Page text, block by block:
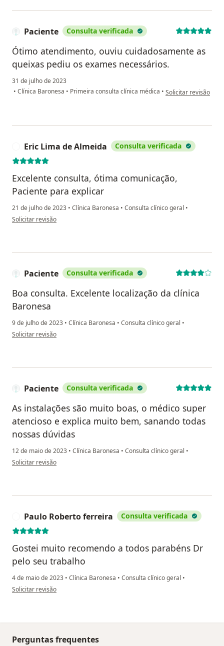
Paciente Consulta verificada
Ótimo atendimento, ouviu cuidadosamente as
queixas pediu os exames necessários.
31 de julho de 2023
• Clínica Baronesa • Primeira consulta clínica médica • na opinião do
Solicitar revisão
Eric Lima de Almeida Consulta verificada
Excelente consulta, ótima comunicação,
Paciente para explicar
21 de julho de 2023 • Clínica Baronesa • Consulta clínico geral •
na opinião do utilizador Eric Lima de Almeida
Solicitar revisão
Paciente Consulta verificada
Boa consulta. Excelente localização da clínica
Baronesa
9 de julho de 2023 • Clínica Baronesa • Consulta clínico geral •
na opinião do utilizador Paciente
Solicitar revisão
Paciente Consulta verificada
As instalações são muito boas, o médico super
atencioso e explica muito bem, sanando todas
nossas dúvidas
12 de maio de 2023 • Clínica Baronesa • Consulta clínico geral •
na opinião do utilizador Paciente
Solicitar revisão
Paulo Roberto ferreira Consulta verificada
Gostei muito recomendo a todos parabéns Dr
pelo seu trabalho
4 de maio de 2023 • Clínica Baronesa • Consulta clínico geral •
na opinião do utilizador Paulo Roberto ferreira
Solicitar revisão
Perguntas frequentes